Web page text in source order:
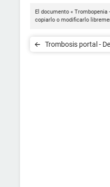
El documento «
copiarlo o modificarlo
Trombosis portal -